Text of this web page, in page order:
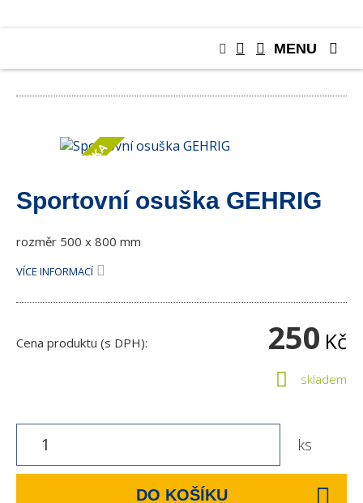
NOVINKA
Sportovní osuška GEHRIG
rozměr 500 x 800 mm
VÍCE INFORMACÍ
Cena produktu (s DPH): 250 Kč
skladem
ks
DO KOŠÍKU
MENU